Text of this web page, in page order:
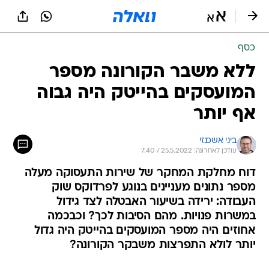
כסף
ללא משבר הקורונה מספר
המועסקים בהייטק היה גבוה
אף יותר
ביני אשכנזי
עודכן לאחרונה: 25.5.2022 / 7:40
דוח מחלקת המחקר של שירות התעסוקה מעלה
מספר נתונים מעניינים בנוגע לפרדוקס שוק
העבודה: ירידה בשיעור האבטלה לצד גידול
במשרות פנויות. מהם הסיבות לכך? וכבכמה
אחוזים היה מספר המועסקים בהייטק היה גדול
יותר לולא התפרצות משבקר הקורונה?